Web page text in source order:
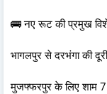
🚌 नए रूट की प्रमुख
भागलपुर से दरभंगा की
मुजफ्फरपुर के लिए शाम 7